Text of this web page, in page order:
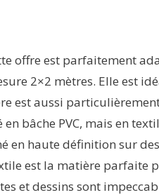
offre est parfaitement
2×2 mètres. Elle est
est aussi
bâche PVC, mais en
en haute définition sur des
est la matière parfaite
et dessins sont